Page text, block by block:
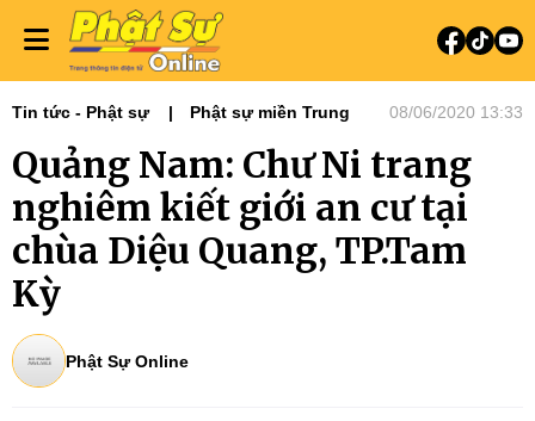
Tin tức - Phật sự Phật sự miền Trung 08/06/2020 13:33
Quảng Nam: Chư Ni trang
nghiêm kiết giới an cư tại
chùa Diệu Quang, TP.Tam
Kỳ
Phật Sự Online